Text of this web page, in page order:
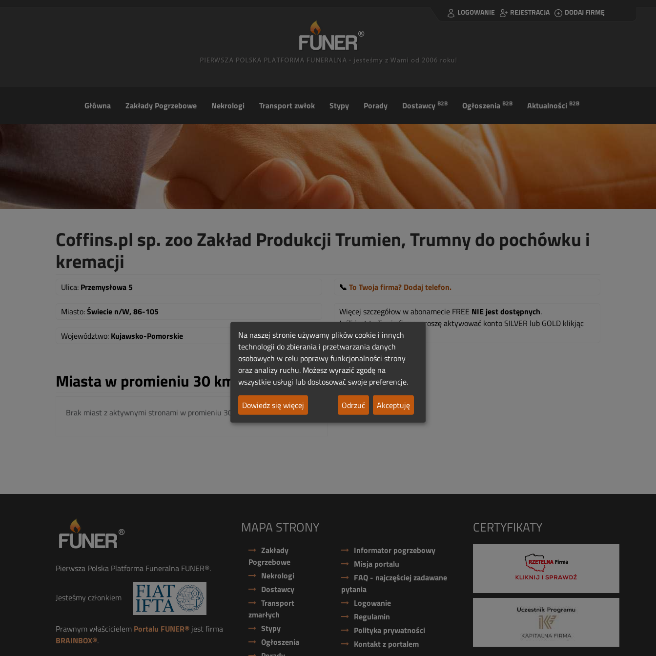
LOGOWANIE REJESTRACJA DODAJ FIRMĘ
Główna Zakłady Pogrzebowe Nekrologi Transport zwłok Stypy Porady Dostawcy B2B Ogłoszenia B2B Aktualności B2B
Coffins.pl sp. zoo Zakład Produkcji Trumien, Trumny do pochówku i
kremacji
Ulica: Przemysłowa 5
Miasto:Świecie n/W, 86-105
Województwo: Kujawsko-Pomorskie
📞 To Twoja firma? Dodaj telefon.
Więcej szczegółow w abonamecie FREE NIE jest dostępnych.
Jeśli jest to Twoja firma, proszę aktywować konto SILVER lub GOLD klikjąc
TUTAJ!.
Miasta w promieniu 30 km:
Brak miast z aktywnymi stronami w promieniu 30 km.
Pierwsza Polska Platforma Funeralna FUNER®.
Jesteśmy członkiem
Prawnym właścicielem Portalu FUNER® jest firma
BRAINBOX®.
MAPA STRONY
Zakłady
Pogrzebowe
Nekrologi
Dostawcy
Transport
zmarłych
Stypy
Ogłoszenia
Informator pogrzebowy
Misja portalu
FAQ - najczęściej zadawane
pytania
Logowanie
Regulamin
Polityka prywatności
Kontakt z portalem
CERTYFIKATY
Na naszej stronie używamy plików cookie i innych
technologii do zbierania i przetwarzania danych
osobowych w celu poprawy funkcjonalności strony
oraz analizy ruchu. Możesz wyrazić zgodę na
wszystkie usługi lub dostosować swoje preferencje.
Dowiedz się więcej
Odrzuć Akceptuję